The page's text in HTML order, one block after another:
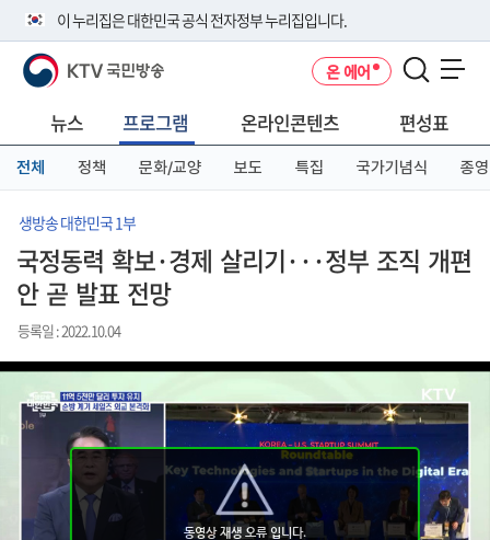
이 누리집은 대한민국 공식 전자정부 누리집입니다.
공식 누리집 주소 확인하기
니다.
이밖에 or.kr 또는 .kr등 다른 도메인 주소를 사용하고 있다면 아래 URL에
서 도메인 주소를 확인해 보세요
KTV 국민방송 온 에어
뉴스 프로그램 온라인콘텐츠 편성표
전체 정책 문화/교양 보도 특집 국가기념식 종영
생방송 대한민국 1부
국정동력 확보·경제 살리기···정부 조직 개편
안 곧 발표 전망
등록일 : 2022.10.04